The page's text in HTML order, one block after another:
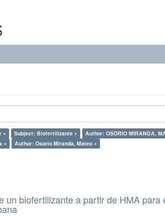
× Subject: Biofertilizante × Author: OSORIO MIRANDA,
× Author: Osorio Miranda, Mateo ×
un biofertilizante a partir de HMA para